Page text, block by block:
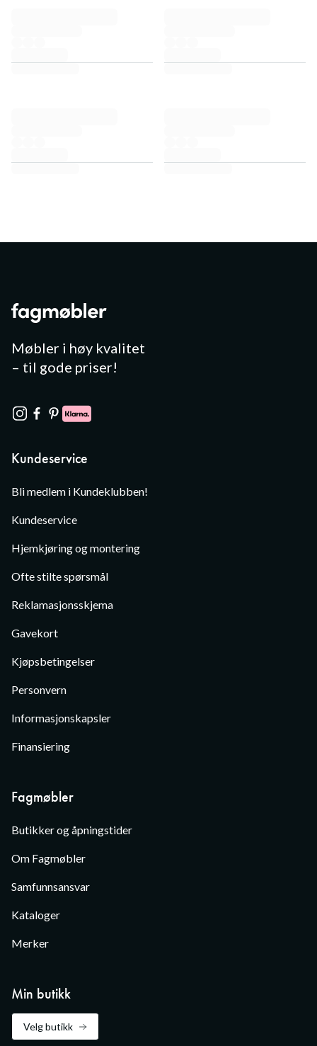
Møbler i høy kvalitet
– til gode priser!
Kundeservice
Bli medlem i Kundeklubben!
Kundeservice
Hjemkjøring og montering
Ofte stilte spørsmål
Reklamasjonsskjema
Gavekort
Kjøpsbetingelser
Personvern
Informasjonskapsler
Finansiering
Fagmøbler
Butikker og åpningstider
Om Fagmøbler
Samfunnsansvar
Kataloger
Merker
Min butikk
Velg butikk